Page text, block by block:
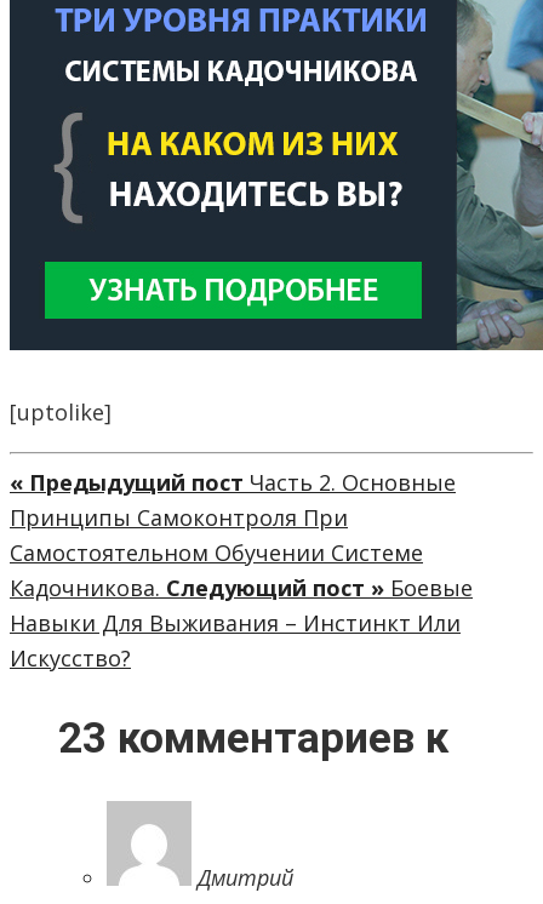
[uptolike]
« Предыдущий пост Часть 2. Основные
Принципы Самоконтроля При
Самостоятельном Обучении Системе
Кадочникова. Следующий пост » Боевые
Навыки Для Выживания – Инстинкт Или
Искусство?
23 комментариев к
Дмитрий